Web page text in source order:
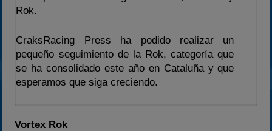
Estadísticas
Rok.
CraksRacing Press ha podido realizar un
pequeño seguimiento de la Rok, categoría que
se ha consolidado este año en Cataluña y que
esperamos que siga creciendo.
Vortex Rok